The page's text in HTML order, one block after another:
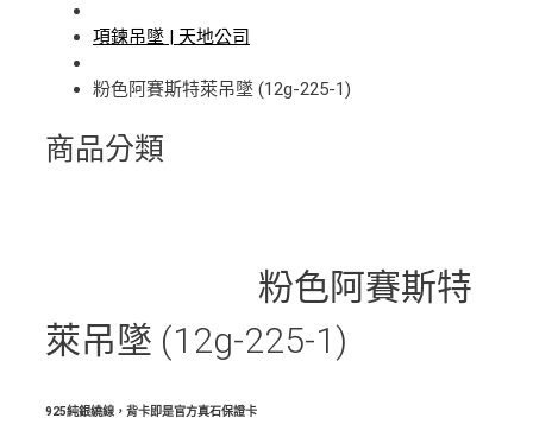
項鍊吊墜 | 天地公司
粉色阿賽斯特萊吊墜 (12g-225-1)
商品分類
粉色阿賽斯特
萊吊墜 (12g-225-1)
925純銀繞線，背卡即是官方真石保證卡